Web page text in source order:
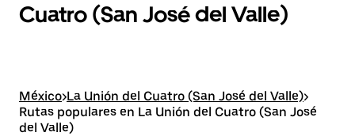
Cuatro (San José del Valle)
México>La Unión del Cuatro (San José del Valle)>
Rutas populares en La Unión del Cuatro (San José
del Valle)